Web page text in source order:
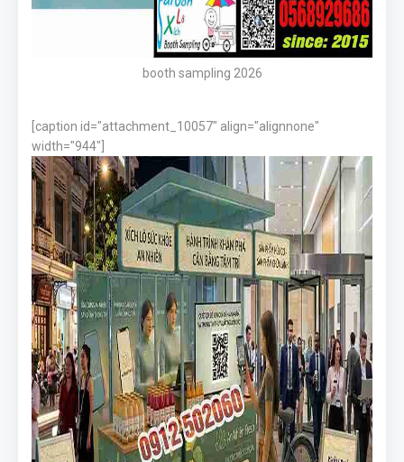
booth sampling 2026
[caption id="attachment_10057" align="alignnone"
width="944"]